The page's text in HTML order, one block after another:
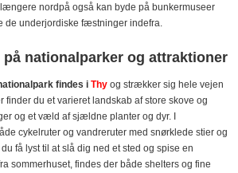
nordpå også kan byde på bunkermuseer
de underjordiske fæstninger indefra.
nationalparker og attraktioner
findes i Thy og strækker sig hele vejen
finder du et varieret landskab af store skove og
og et væld af sjældne planter og dyr. I
cykelruter og vandreruter med snørklede stier og
få lyst til at slå dig ned et sted og spise en
sommerhuset, findes der både shelters og fine